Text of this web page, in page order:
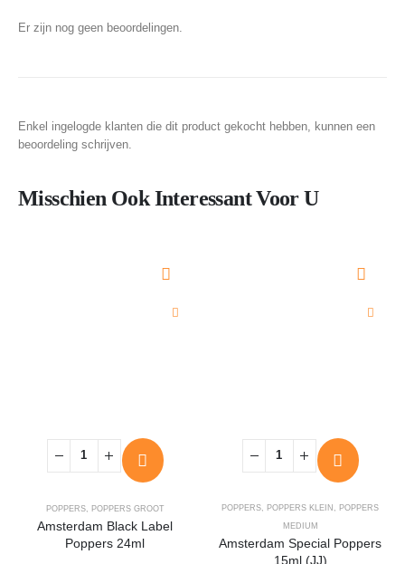
Er zijn nog geen beoordelingen.
Enkel ingelogde klanten die dit product gekocht hebben, kunnen een
beoordeling schrijven.
Misschien Ook Interessant Voor U
POPPERS, POPPERS GROOT
Amsterdam Black Label
Poppers 24ml
POPPERS POPPERS KLEIN
POPPERS
MEDIUM
Amsterdam Special Poppers
15ml (JJ)